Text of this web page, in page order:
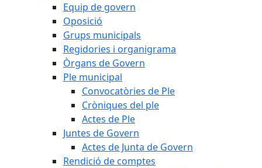
Equip de govern
Oposició
Grups municipals
Regidories i organigrama
Òrgans de Govern
Ple municipal
Convocatòries de Ple
Cròniques del ple
Actes de Ple
Juntes de Govern
Actes de Junta de Govern
Rendició de comptes